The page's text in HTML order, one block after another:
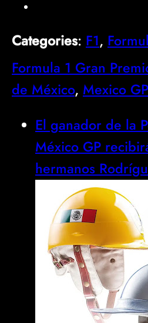
Categories: F1,
Formula 1 Gran
de México, Mexico GP
El ganador de la
México GP
hermanos